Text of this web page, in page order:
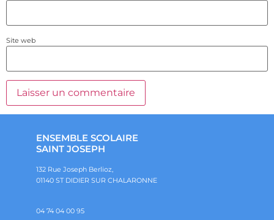
Site web
ENSEMBLE SCOLAIRE
SAINT JOSEPH
132 Rue Joseph Berlioz,
01140 ST DIDIER SUR CHALARONNE
04 74 04 00 95